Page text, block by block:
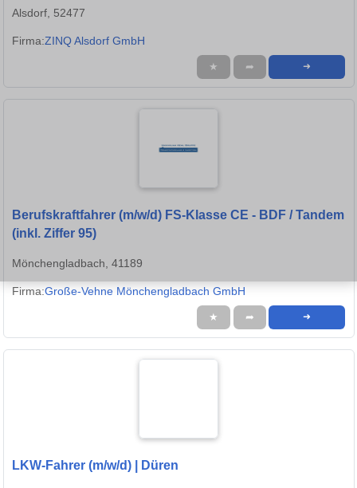
Alsdorf, 52477
Firma:ZINQ Alsdorf GmbH
★ ➦ ➜
Berufskraftfahrer (m/w/d) FS-Klasse CE - BDF / Tandem
(inkl. Ziffer 95)
Mönchengladbach, 41189
Firma:Große-Vehne Mönchengladbach GmbH
★ ➦ ➜
LKW-Fahrer (m/w/d) | Düren